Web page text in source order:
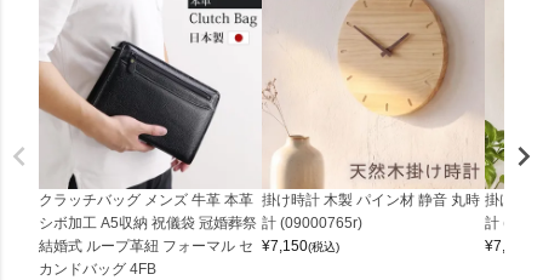
クラッチバッグ メンズ 牛革 本革
シボ加工 A5収納 祝儀袋 冠婚葬祭
結婚式 ループ革紐 フォーマル セ
カンドバッグ 4FB
掛け時計 木製 パイン材 静音 丸時
計 (09000765r)
¥7,150(税込)
掛け時
計
¥7,150